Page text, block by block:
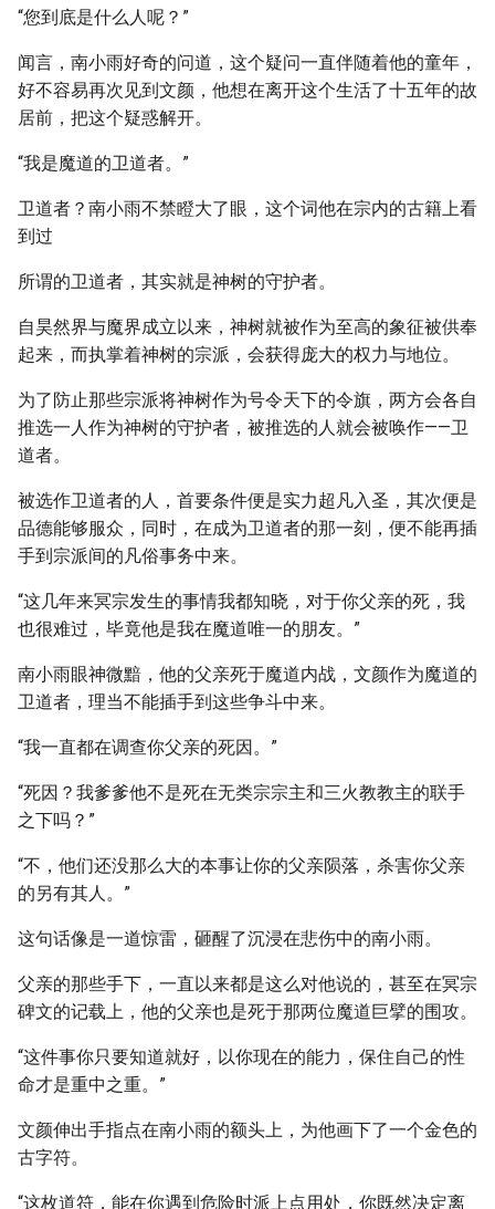
“您到底是什么人呢？”
闻言，南小雨好奇的问道，这个疑问一直伴随着他的童年，
好不容易再次见到文颜，他想在离开这个生活了十五年的故
居前，把这个疑惑解开。
“我是魔道的卫道者。”
卫道者？南小雨不禁瞪大了眼，这个词他在宗内的古籍上看
到过
所谓的卫道者，其实就是神树的守护者。
自昊然界与魔界成立以来，神树就被作为至高的象征被供奉
起来，而执掌着神树的宗派，会获得庞大的权力与地位。
为了防止那些宗派将神树作为号令天下的令旗，两方会各自
推选一人作为神树的守护者，被推选的人就会被唤作——卫
道者。
被选作卫道者的人，首要条件便是实力超凡入圣，其次便是
品德能够服众，同时，在成为卫道者的那一刻，便不能再插
手到宗派间的凡俗事务中来。
“这几年来冥宗发生的事情我都知晓，对于你父亲的死，我
也很难过，毕竟他是我在魔道唯一的朋友。”
南小雨眼神微黯，他的父亲死于魔道内战，文颜作为魔道的
卫道者，理当不能插手到这些争斗中来。
“我一直都在调查你父亲的死因。”
“死因？我爹爹他不是死在无类宗宗主和三火教教主的联手
之下吗？”
“不，他们还没那么大的本事让你的父亲陨落，杀害你父亲
的另有其人。”
这句话像是一道惊雷，砸醒了沉浸在悲伤中的南小雨。
父亲的那些手下，一直以来都是这么对他说的，甚至在冥宗
碑文的记载上，他的父亲也是死于那两位魔道巨擘的围攻。
“这件事你只要知道就好，以你现在的能力，保住自己的性
命才是重中之重。”
文颜伸出手指点在南小雨的额头上，为他画下了一个金色的
古字符。
“这枚道符，能在你遇到危险时派上点用处，你既然决定离